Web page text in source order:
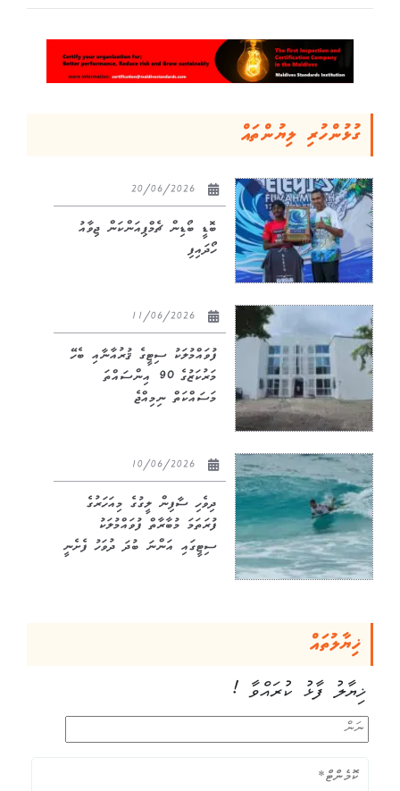
ގުޅުންހުރި ލިޔުންތައް
ބޮޑީ ބޯޑިން ޗެމްޕިއަންކަން ޖިވާއު
ހޯދައިފި
ފުވައްމުލަކު ސިޓީގެ ޤުރުއާނާއި ބެހޭ
މަރުކަޒުގެ 90 އިންސައްތަ
މަސައްކަތް ނިމިއްޖެ
ދިވެހި ސާފިން ލީގުގެ މިއަހަރުގެ
ފުރަތަމަ މުބާރާތް ފުވައްމުލަކު
ސިޓީގައި އަންނަ ބުދަ ދުވަހު ފެށެނީ
ޚިޔާލުތައް
ޚިޔާލު ފާޅު ކުރައްވާ !